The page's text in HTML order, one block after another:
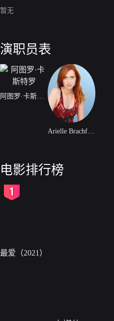
暂无
演职员表
阿图罗·卡斯特罗
电影排行榜
最爱（2021）